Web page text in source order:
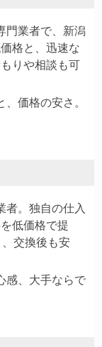
門業者で、新潟
格と、迅速な
りや相談も可
、価格の安さ。
者。独自の仕入
低価格で提
交換後も安
感、大手ならで